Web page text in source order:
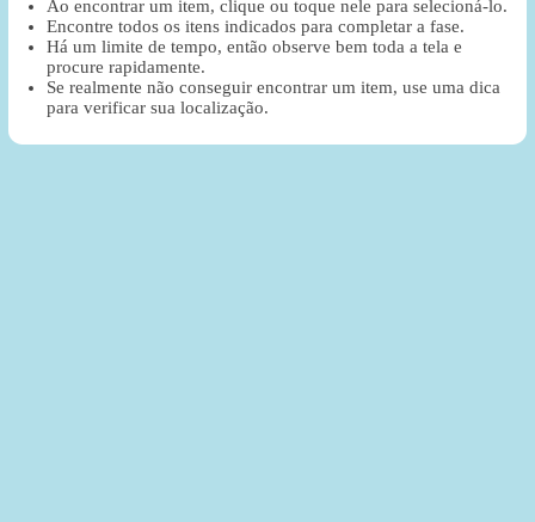
Ao encontrar um item, clique ou toque nele para selecioná-lo.
Encontre todos os itens indicados para completar a fase.
Há um limite de tempo, então observe bem toda a tela e
procure rapidamente.
Se realmente não conseguir encontrar um item, use uma dica
para verificar sua localização.